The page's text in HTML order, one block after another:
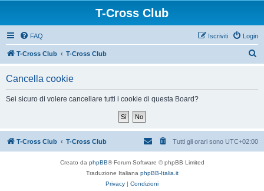
T-Cross Club
FAQ Login
Iscriviti
T-Cross Club T-Cross Club
Cancella cookie
Sei sicuro di volere cancellare tutti i cookie di questa Board?
T-Cross Club T-Cross Club Tutti gli orari sono UTC+02:00
Creato da phpBB® Forum Software © phpBB Limited
Traduzione Italiana phpBB-Italia.it
Privacy | Condizioni